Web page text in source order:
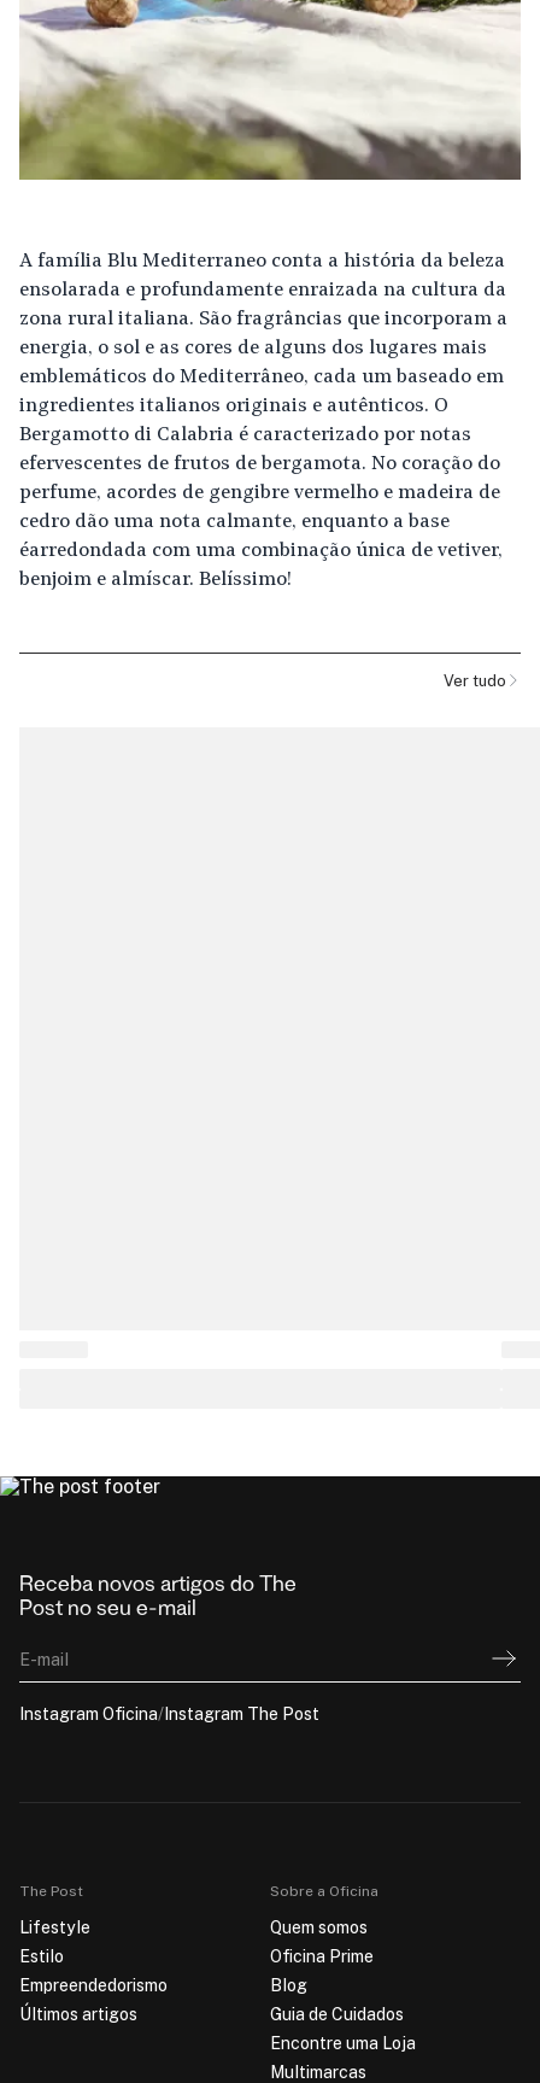
A família Blu Mediterraneo conta a história da beleza
ensolarada e profundamente enraizada na cultura da
zona rural italiana. São fragrâncias que incorporam a
energia, o sol e as cores de alguns dos lugares mais
emblemáticos do Mediterrâneo, cada um baseado em
ingredientes italianos originais e autênticos. O
Bergamotto di Calabria é caracterizado por notas
efervescentes de frutos de bergamota. No coração do
perfume, acordes de gengibre vermelho e madeira de
cedro dão uma nota calmante, enquanto a base
é arredondada com uma combinação única de vetiver,
benjoim e almíscar. Belíssimo!
Ver tudo
Receba novos artigos do The
Post no seu e-mail
E-mail
Instagram Oficina/ Instagram The Post
The Post
Lifestyle
Estilo
Empreendedorismo
Últimos artigos
Sobre a Oficina
Quem somos
Oficina Prime
Blog
Guia de Cuidados
Encontre uma Loja
Multimarcas